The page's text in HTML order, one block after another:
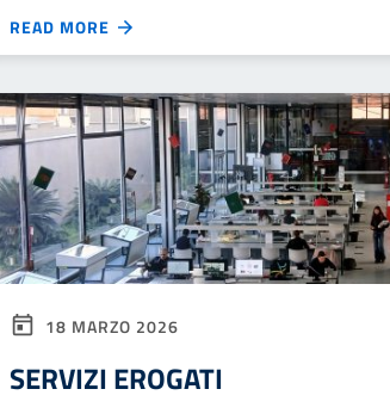
READ MORE
18 MARZO 2026
SERVIZI EROGATI